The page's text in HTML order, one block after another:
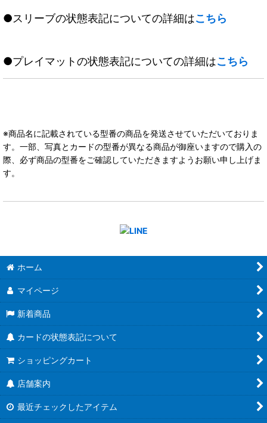
●スリーブの状態表記についての詳細はこちら
●プレイマットの状態表記についての詳細はこちら
※商品名に記載されている型番の商品を発送させていただいておりま
す。一部、写真とカードの型番が異なる商品が御座いますので購入の
際、必ず商品の型番をご確認していただきますようお願い申し上げま
す。
ホーム
マイページ
新着商品
カードの状態表記について
ショッピングカート
店舗案内
最近チェックしたアイテム